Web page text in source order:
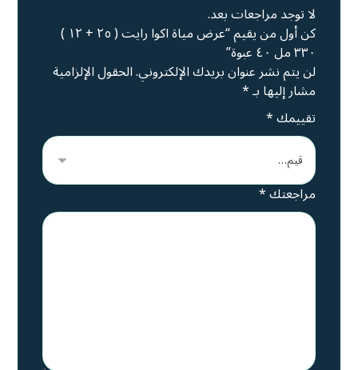
لا توجد مراجعات بعد.
كن أول من يقيم “عرض مياة اكوا رايت ( ٢٥ + ١٢ )
٣٣٠ مل ٤٠ عبوة”
لن يتم نشر عنوان بريدك الإلكتروني.الحقول الإلزامية
مشار إليها بـ*
تقييمك*
مراجعتك*